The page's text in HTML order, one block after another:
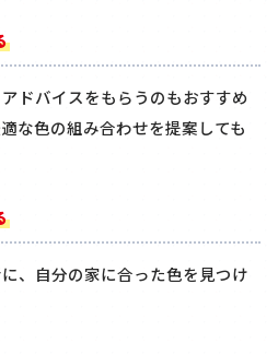
ドバイスをもらうのもおすすめ
な色の組み合わせを提案しても
、自分の家に合った色を見つけ